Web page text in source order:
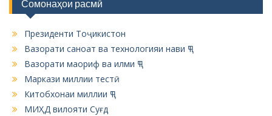
Сомонаҳои расмӣ
Президенти Тоҷикистон
Вазорати саноат ва технологияи нави ҶТ
Вазорати маориф ва илми ҶТ
Маркази миллии тестӣ
Китобхонаи миллии ҶТ
МИҲД вилояти Суғд